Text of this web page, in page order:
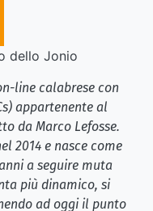
dello Jonio
line calabrese con
appartenente al
da Marco Lefosse.
2014 e nasce come
a seguire muta
più dinamico, si
ad oggi il punto